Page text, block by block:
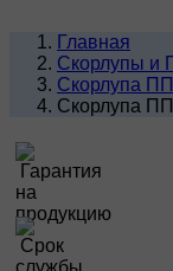
Главная
Скорлупы и
Скорлупа
Скорлупа